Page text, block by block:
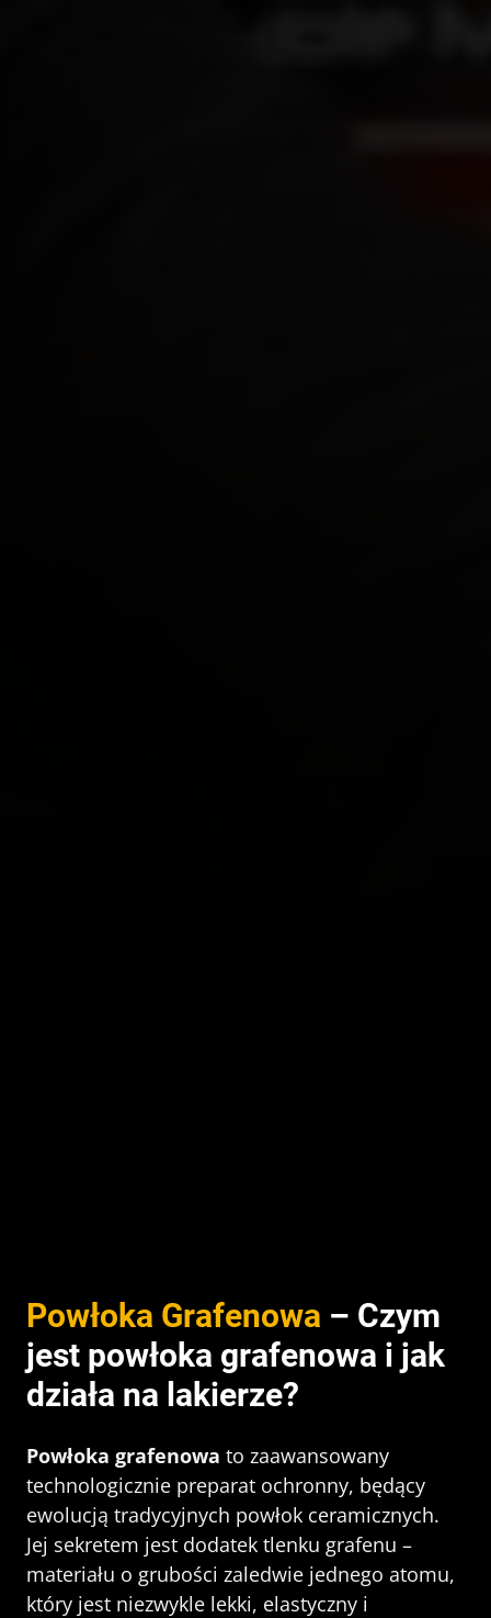
Powłoka Grafenowa – Czym
jest powłoka grafenowa i jak
działa na lakierze?
Powłoka grafenowa to zaawansowany
technologicznie preparat ochronny, będący
ewolucją tradycyjnych powłok ceramicznych.
Jej sekretem jest dodatek tlenku grafenu –
materiału o grubości zaledwie jednego atomu,
który jest niezwykle lekki, elastyczny i